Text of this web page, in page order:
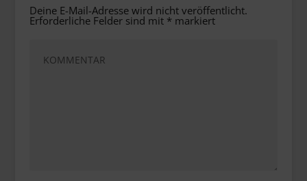
Deine E-Mail-Adresse wird nicht veröffentlicht.
Erforderliche Felder sind mit * markiert